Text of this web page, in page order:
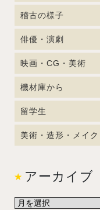
稽古の様子
俳優・演劇
映画・CG・美術
機材庫から
留学生
美術・造形・メイク
アーカイブ